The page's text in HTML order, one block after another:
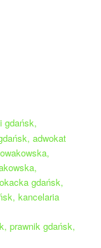
gdańsk,
,adwokat
,
,
gdańsk,
,kancelaria
,prawnik gdańsk,